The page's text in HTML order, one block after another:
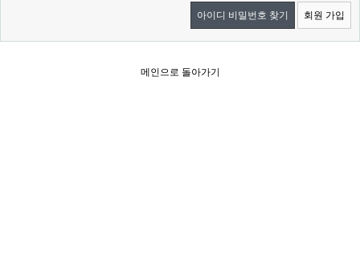
아이디 비밀번호 찾기 회원 가입
메인으로 돌아가기